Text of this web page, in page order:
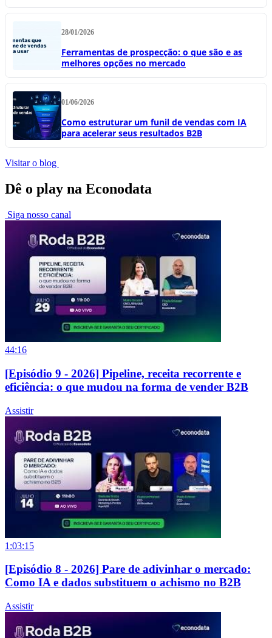
28/01/2026
Ferramentas de prospecção: o que são e as
melhores opções no mercado
01/06/2026
Como estruturar um funil de vendas com IA
para acelerar seus resultados B2B
Visitar o blog
Dê o play na Econodata
Siga nosso canal
44:16
[Episódio 9 - 2026] Pipeline, receita recorrente e
eficiência: o que mudou na forma de vender B2B
Assistir
1:03:15
[Episódio 8 - 2026] Pare de adivinhar o mercado:
Como IA e dados substituem o achismo no B2B
Assistir